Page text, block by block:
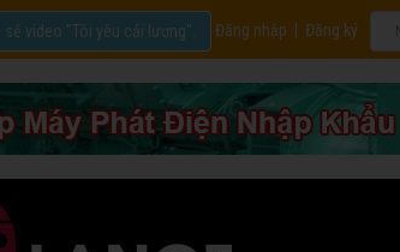
Đăng nhập Đăng ký
sẻ video "Tôi yêu cải lương".